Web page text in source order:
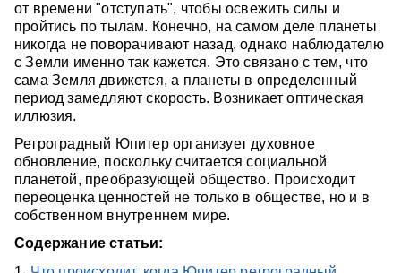
от времени "отступать", чтобы освежить силы и
пройтись по тылам. Конечно, на самом деле планеты
никогда не поворачивают назад, однако наблюдателю
с Земли именно так кажется. Это связано с тем, что
сама Земля движется, а планеты в определенный
период замедляют скорость. Возникает оптическая
иллюзия.
Ретроградный Юпитер организует духовное
обновление, поскольку считается социальной
планетой, преобразующей общество. Происходит
переоценка ценностей не только в обществе, но и в
собственном внутреннем мире.
Содержание статьи: